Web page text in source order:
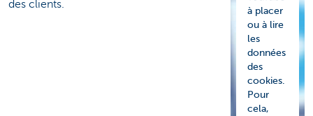
à placer
ou à lire
les
données
des
cookies.
Pour
cela,
des clients.